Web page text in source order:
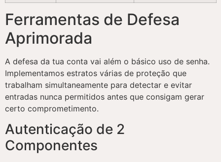
Ferramentas de Defesa
Aprimorada
A defesa da tua conta vai além o básico uso de senha.
Implementamos estratos várias de proteção que
trabalham simultaneamente para detectar e evitar
entradas nunca permitidos antes que consigam gerar
certo comprometimento.
Autenticação de 2
Componentes